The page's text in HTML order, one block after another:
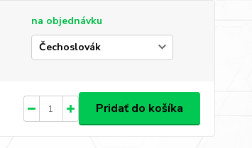
na objednávku
Pridať do košíka